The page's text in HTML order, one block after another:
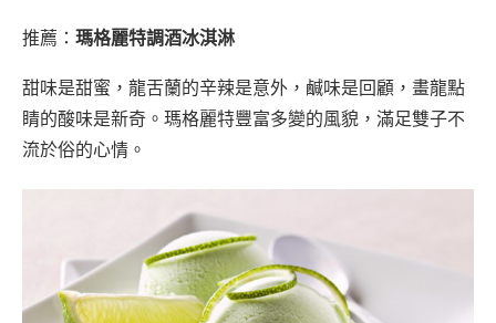
推薦： 瑪格麗特調酒冰淇淋
甜味是甜蜜，龍舌蘭的辛辣是意外，鹹味是回顧，畫龍點
睛的酸味是新奇。瑪格麗特豐富多變的風貌，滿足雙子不
流於俗的心情。